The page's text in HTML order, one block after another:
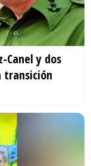
Canel y dos
transición